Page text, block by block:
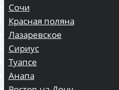
Сочи
Красная поляна
Лазаревское
Сириус
Туапсе
Анапа